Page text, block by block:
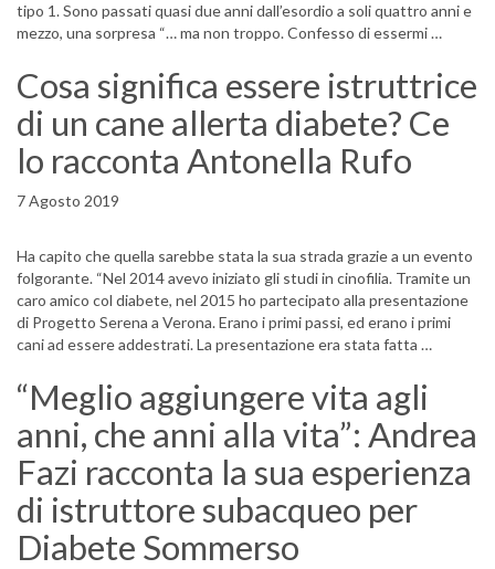
tipo 1. Sono passati quasi due anni dall’esordio a soli quattro anni e
mezzo, una sorpresa “… ma non troppo. Confesso di essermi …
Cosa significa essere istruttrice
di un cane allerta diabete? Ce
lo racconta Antonella Rufo
7 Agosto 2019
Ha capito che quella sarebbe stata la sua strada grazie a un evento
folgorante. “Nel 2014 avevo iniziato gli studi in cinofilia. Tramite un
caro amico col diabete, nel 2015 ho partecipato alla presentazione
di Progetto Serena a Verona. Erano i primi passi, ed erano i primi
cani ad essere addestrati. La presentazione era stata fatta …
“Meglio aggiungere vita agli
anni, che anni alla vita”: Andrea
Fazi racconta la sua esperienza
di istruttore subacqueo per
Diabete Sommerso